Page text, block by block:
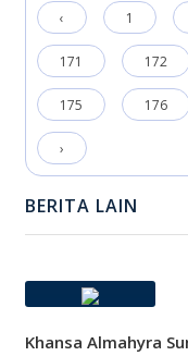
‹ 1
171 172
175 176
›
BERITA LAIN